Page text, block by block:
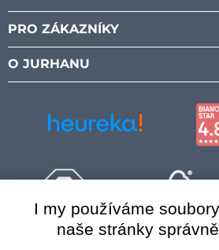
PRO ZÁKAZNÍKY
O JURHANU
I my používáme
naše stránky